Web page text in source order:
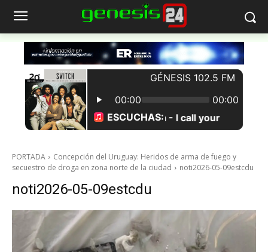
PORTADA
Concepción del Uruguay: Heridos de arma de fuego y
secuestro de droga en zona norte de la ciudad
noti2026-05-09estcdu
noti2026-05-09estcdu